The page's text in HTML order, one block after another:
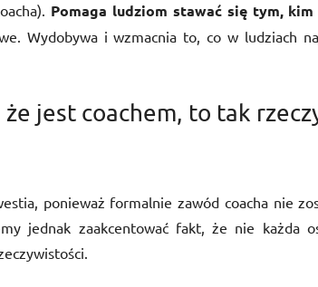
Pomaga ludziom stawać się tym, kim
Wydobywa i wzmacnia to, co w ludziach
jest coachem, to tak
ponieważ formalnie zawód coacha nie
jednak zaakcentować fakt, że nie każda